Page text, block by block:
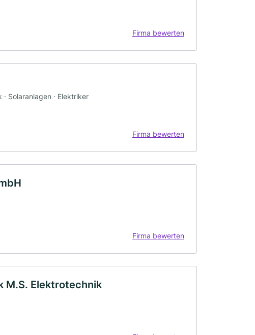
Firma bewerten
Solaranlagen · Elektriker
Firma bewerten
Firma bewerten
M.S. Elektrotechnik